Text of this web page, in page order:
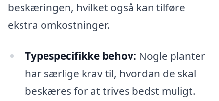
beskæringen, hvilket også kan tilføre
ekstra omkostninger.
Typespecifikke behov: Nogle planter
har særlige krav til, hvordan de skal
beskæres for at trives bedst muligt.